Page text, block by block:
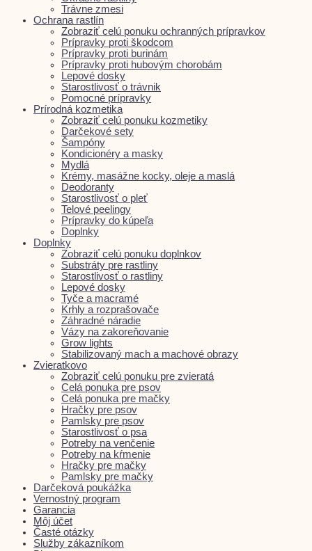
Trávne zmesi
Ochrana rastlín
Zobraziť celú ponuku ochranných prípravkov
Prípravky proti škodcom
Prípravky proti burinám
Prípravky proti hubovým chorobám
Lepové dosky
Starostlivosť o trávnik
Pomocné prípravky
Prírodná kozmetika
Zobraziť celú ponuku kozmetiky
Darčekové sety
Šampóny
Kondicionéry a masky
Mydlá
Krémy, masážne kocky, oleje a maslá
Deodoranty
Starostlivosť o pleť
Telové peelingy
Prípravky do kúpeľa
Doplnky
Doplnky
Zobraziť celú ponuku doplnkov
Substráty pre rastliny
Starostlivosť o rastliny
Lepové dosky
Tyče a macramé
Krhly a rozprašovače
Záhradné náradie
Vázy na zakoreňovanie
Grow lights
Stabilizovaný mach a machové obrazy
Zvieratkovo
Zobraziť celú ponuku pre zvieratá
Celá ponuka pre psov
Celá ponuka pre mačky
Hračky pre psov
Pamlsky pre psov
Starostlivosť o psa
Potreby na venčenie
Potreby na kŕmenie
Hračky pre mačky
Pamlsky pre mačky
Darčeková poukážka
Vernostný program
Garancia
Môj účet
Časté otázky
Služby zákazníkom